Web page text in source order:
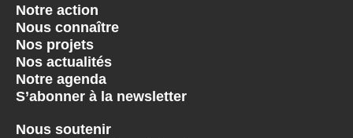
Notre action
Nous connaître
Nos projets
Nos actualités
Notre agenda
S’abonner à la newsletter
Nous soutenir